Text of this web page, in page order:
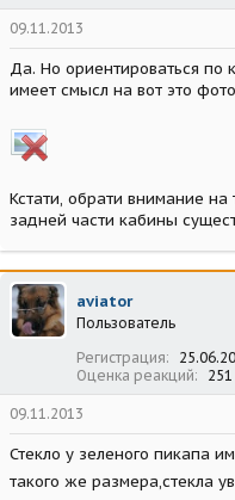
09.11.2013
Да. Но ориентироваться по
имеет смысл на вот это
Кстати, обрати внимание на
задней части кабины
aviator
Пользователь
Регистрация
Оценка реакций
251
09.11.2013
Стекло у зеленого пикапа
такого же размера,стекла